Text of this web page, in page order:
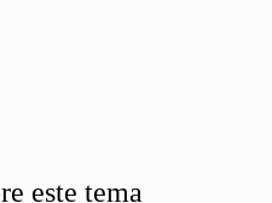
este tema